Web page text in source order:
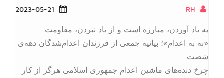
2023-05-21 RH
به یاد آوردن، مبارزه است و از یاد نبردن، مقاومت.
«نه به اعدام»؛ بیانیه جمعی از فرزندان اعدام‌شدگان دهه‌ی
شصت
چرخ دنده‌های ماشین اعدام‌ جمهوری اسلامی هرگز از کار